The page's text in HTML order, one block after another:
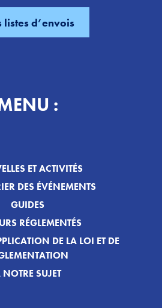
:
ET ACTIVITÉS
DES ÉVÉNEMENTS
GUIDES
RÉGLEMENTÉS
DE LA LOI ET DE
SUJET